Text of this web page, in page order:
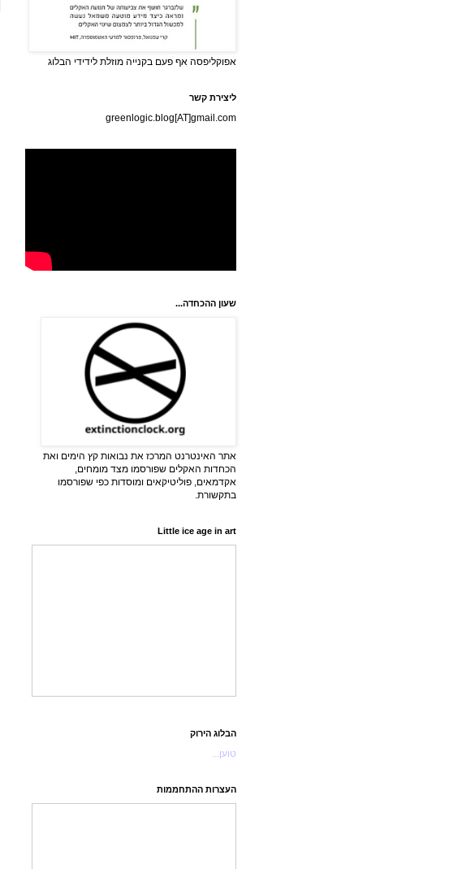
אפוקליפסה אף פעם בקנייה מוזלת לידידי הבלוג
ליצירת קשר
greenlogic.blog[AT]gmail.com
שעון ההכחדה...
אתר האינטרנט המרכז את נבואות קץ הימים ואת
הכחדות האקלים שפורסמו מצד מומחים,
אקדמאים, פוליטיקאים ומוסדות כפי שפורסמו
בתקשורת.
Little ice age in art
הבלוג הירוק
טוען...
העצרות ההתחממות